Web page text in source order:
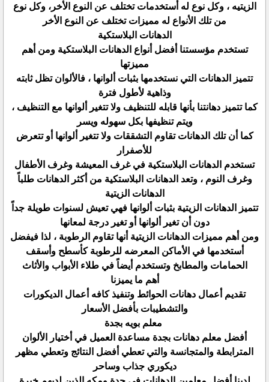
الزيتيه ، وكل نوع له أستخدمات تختلف عن النوع الأخر، وكل نوع
من تلك الأنواع له مميزات تختلف عن النوع الأخر
الدهانات البلاستكية
تستخدم مؤسستنا أفضل أنواع الدهانات البلاستكية ومن أهم
مميزتها
تتميز الدهانات التي نستخدمها بثبات ألوانها ، فالألوان تظل ثابته
وذاهية لأطول فترة
كما تتميز دهانتنا بأنها قابله للتنظيف ولا تتغير ألوانها مع التنظيف ،
ويتم تنظيفها بكل سهوله ويسر
كما أن تلك الدهانات تقاوم التشققات ولا تتغير ألوانها أو تتعرض
للأصفرار
تستخدم الدهانات البلاستكية في غرف المعيشة وغرف الأطفال
وغرف النوم ، وتعد الدهانات البلاستكية من أكثر الدهانات طلباً
الدهانات الزيتية
تتميز الدهانات الزيتية بثبات ألوانها فهي تعيش لسنوات طويلة جداً
دون أن تغير ألوانها أو تغير درجة لمعانها
ومن أهم مميزات الدهانات الزيتية أنها تقاوم الرطوبة ، لذا فيفضل
أستخدمها في الأماكن المعرضه للرطوبة كأسطح وأسقف
الحمامات والمطابخ وتستخدم أيضاً في طلاء الأبواب والأثاث
أهم ما يميزنا
تقديم أعمال دهانات الحوائط وتنفيذ كافه أعمال الديكورات
والتشطيبات بأفضل الأسعار
معلم بويه بجدة
أفضل معلم دهانات بجدة مساعدة العميل في أختيار الألوان
المترابطة والمتجانسة والتي تعطي أفضل النتائج وتعطي مظهر
ديكوري جذاب وساحر